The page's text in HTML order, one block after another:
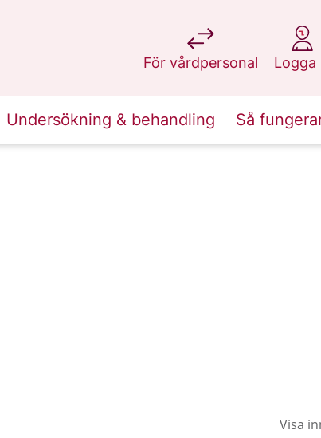
För vårdpersonal
på 1177.se
Logga
på
Undersökning & behandling Så
Visa